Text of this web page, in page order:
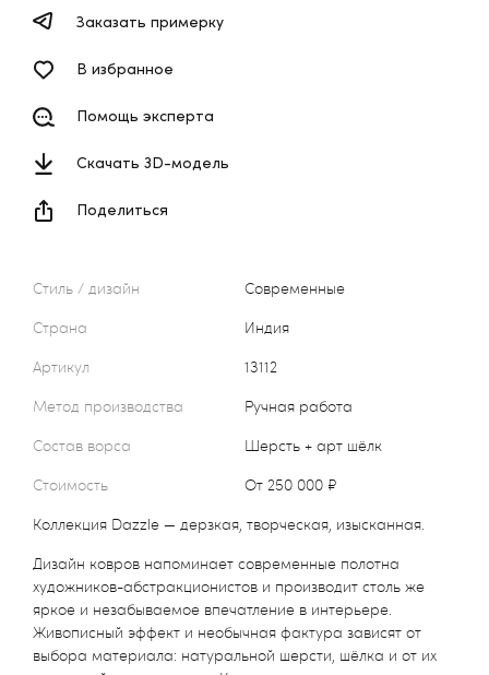
Стиль / дизайн
Современные
Страна
Индия
Артикул
13112
Метод производства
Ручная работа
Состав ворса
Шерсть + арт шёлк
Стоимость
от 250 000 ₽
Коллекция Dazzle — дерзкая, творческая, изысканная.
Дизайн ковров напоминает современные полотна
художников-абстракционистов и производит столь же
яркое и незабываемое впечатление в интерьере.
Живописный эффект и необычная фактура зависят от
выбора материала: натуральной шерсти, шёлка и от их
Заказать примерку
В избранное
Помощь эксперта
Скачать 3D-модель
Поделиться